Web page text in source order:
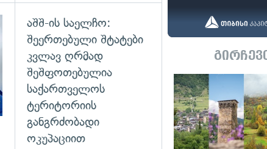
გადახედვა
აშშ-ის საელჩო:
შეერთებული შტატები
კვლავ ღრმად
შეშფოთებულია
საქართველოს
ტერიტორიის
განგრძობადი
ოკუპაციით